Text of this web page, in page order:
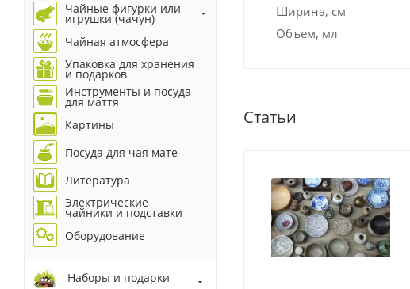
Ширина, см
Объем, мл
Статьи
Чайные фигурки или
игрушки (чачун)
Чайная атмосфера
Упаковка для хранения
и подарков
Инструменты и посуда
для маття
Картины
Посуда для чая мате
Литература
Электрические
чайники и подставки
Оборудование
Наборы и подарки